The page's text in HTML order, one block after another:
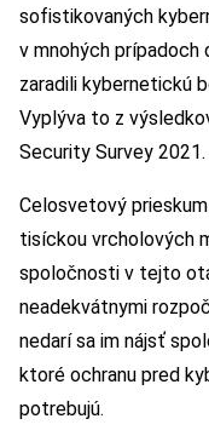
sofistikovaných
v mnohých
zaradili kybernetickú
Vyplýva to z
Security Survey 2021.
Celosvetový
tisíckou vrcholových
spoločnosti v tejto
neadekvátnymi
nedarí sa im nájsť
ktoré ochranu pred
potrebujú.